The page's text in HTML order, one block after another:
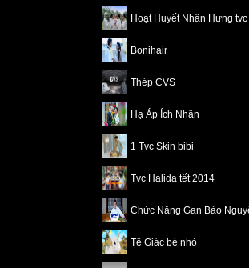
Hoạt Huyết Nhân Hưng tvc
Bonihair
Thép CVS
Hạ Áp Ích Nhân
1 Tvc Skin bibi
Tvc Halida tết 2014
Chức Năng Gan Bảo
Tê Giác bé nhỏ